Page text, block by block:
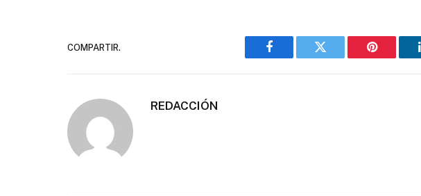
COMPARTIR.
Facebook Twitter Pinterest
REDACCIÓN